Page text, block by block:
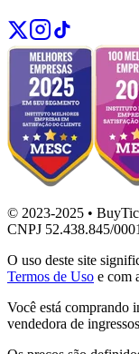
© 2023-2025 •
CNPJ 52.438.845/
O uso deste site
Termos de Uso e com
Você está comprando
vendedora de